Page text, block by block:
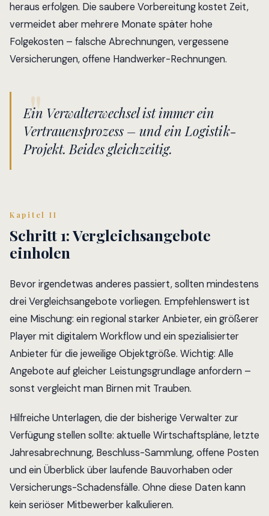
heraus erfolgen. Die saubere Vorbereitung kostet Zeit,
vermeidet aber mehrere Monate später hohe
Folgekosten – falsche Abrechnungen, vergessene
Versicherungen, offene Handwerker-Rechnungen.
Ein Verwalterwechsel ist immer ein
Vertrauensprozess – und ein Logistik-
Projekt. Beides gleichzeitig.
Kapitel II
Schritt 1: Vergleichsangebote
einholen
Bevor irgendetwas anderes passiert, sollten mindestens
drei Vergleichsangebote vorliegen. Empfehlenswert ist
eine Mischung: ein regional starker Anbieter, ein größerer
Player mit digitalem Workflow und ein spezialisierter
Anbieter für die jeweilige Objektgröße. Wichtig: Alle
Angebote auf gleicher Leistungsgrundlage anfordern –
sonst vergleicht man Birnen mit Trauben.
Hilfreiche Unterlagen, die der bisherige Verwalter zur
Verfügung stellen sollte: aktuelle Wirtschaftspläne, letzte
Jahresabrechnung, Beschluss-Sammlung, offene Posten
und ein Überblick über laufende Bauvorhaben oder
Versicherungs-Schadensfälle. Ohne diese Daten kann
kein seriöser Mitbewerber kalkulieren.